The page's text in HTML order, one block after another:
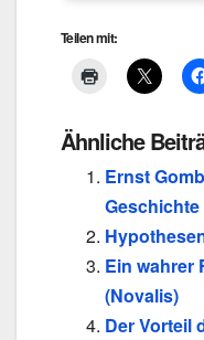
Teilen mit:
Ähnliche
Ernst
Ein wahrer
(Novalis)
Der Vorteil